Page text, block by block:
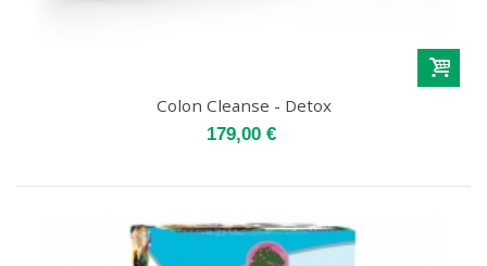
Colon Cleanse - Detox
179,00 €